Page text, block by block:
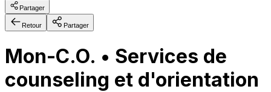
Partager
Retour Partager
Mon-C.O. • Services de
counseling et d'orientation